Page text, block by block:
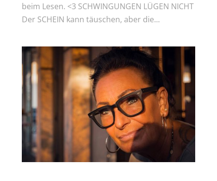
beim Lesen. <3 SCHWINGUNGEN LÜGEN NICHT
Der SCHEIN kann täuschen, aber die...